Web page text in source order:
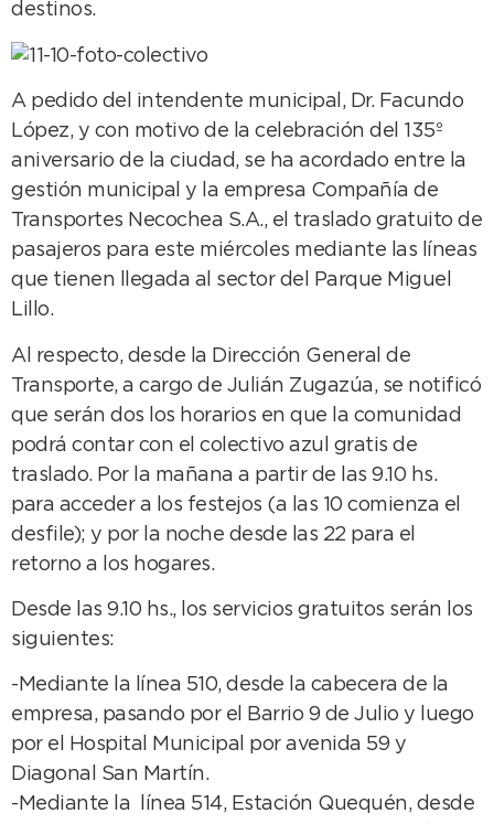
destinos.
A pedido del intendente municipal, Dr. Facundo
López, y con motivo de la celebración del 135º
aniversario de la ciudad, se ha acordado entre la
gestión municipal y la empresa Compañía de
Transportes Necochea S.A., el traslado gratuito de
pasajeros para este miércoles mediante las líneas
que tienen llegada al sector del Parque Miguel
Lillo.
Al respecto, desde la Dirección General de
Transporte, a cargo de Julián Zugazúa, se notificó
que serán dos los horarios en que la comunidad
podrá contar con el colectivo azul gratis de
traslado. Por la mañana a partir de las 9.10 hs.
para acceder a los festejos (a las 10 comienza el
desfile); y por la noche desde las 22 para el
retorno a los hogares.
Desde las 9.10 hs., los servicios gratuitos serán los
siguientes:
-Mediante la línea 510, desde la cabecera de la
empresa, pasando por el Barrio 9 de Julio y luego
por el Hospital Municipal por avenida 59 y
Diagonal San Martín.
-Mediante la línea 514, Estación Quequén, desde